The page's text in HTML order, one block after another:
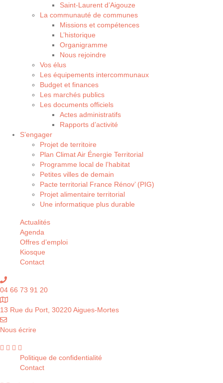
Saint-Laurent d’Aigouze
La communauté de communes
Missions et compétences
L’historique
Organigramme
Nous rejoindre
Vos élus
Les équipements intercommunaux
Budget et finances
Les marchés publics
Les documents officiels
Actes administratifs
Rapports d’activité
S’engager
Projet de territoire
Plan Climat Air Énergie Territorial
Programme local de l’habitat
Petites villes de demain
Pacte territorial France Rénov’ (PIG)
Projet alimentaire territorial
Une informatique plus durable
Actualités
Agenda
Offres d’emploi
Kiosque
Contact
04 66 73 91 20
13 Rue du Port, 30220 Aigues-Mortes
Nous écrire
Politique de confidentialité
Contact